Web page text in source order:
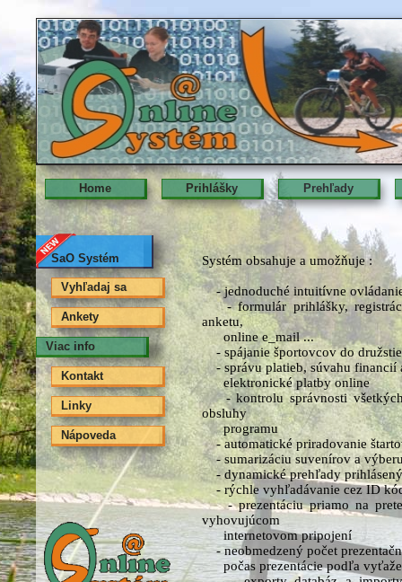
Home Prihlášky Prehľady
SaO Systém
Vyhľadaj sa
Ankety
Viac info
Kontakt
Linky
Nápoveda
Systém obsahuje a umožňuje :
- jednoduché intuitívne
- formulár prihlášky,
anketu,
online e_mail ...
- spájanie športovcov do
- správu platieb, súvahu financií
elektronické platby online
- kontrolu správnosti všetkých
obsluhy
programu
- automatické priradovanie
- sumarizáciu suvenírov a
- dynamické prehľady
- rýchle vyhľadávanie cez ID
- prezentáciu priamo na
vyhovujúcom
internetovom pripojení
- neobmedzený počet
počas prezentácie podľa